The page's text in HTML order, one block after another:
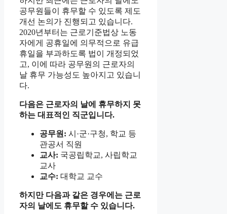
공무원들이 휴무할 수 있도록 제도
개선 논의가 진행되고 있습니다.
2020년부터는 근로기준법상 노동
자에게 공휴일에 의무적으로 유급
휴일을 부과하도록 법이 개정되었
고, 이에 따라 공무원의 근로자의
날 휴무 가능성도 높아지고 있습니
다.
다음은 근로자의 날에 휴무하지 못
하는 대표적인 직군입니다.
공무원: 시·군·구청, 학교 등
관공서 직원
교사: 국공립학교, 사립학교
교사
교수: 대학교 교수
하지만 다음과 같은 경우에는 근로
자의 날에도 휴무할 수 있습니다.